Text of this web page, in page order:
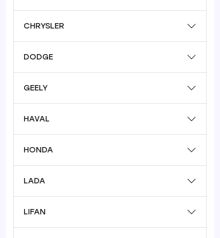
CHRYSLER
DODGE
GEELY
HAVAL
HONDA
LADA
LIFAN